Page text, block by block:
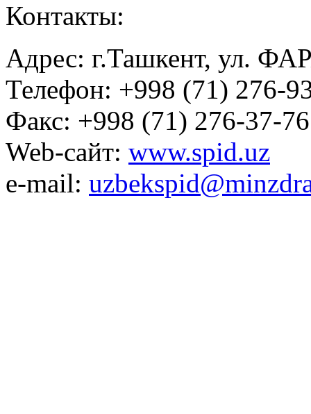
Контакты:
Адрес: г.Ташкент, ул.
Телефон: +998 (71) 276-
Факс: +998 (71) 276-37-76
Web-сайт: www.spid.uz
e-mail: